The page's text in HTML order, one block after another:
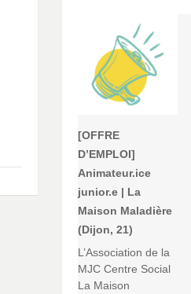
[OFFRE
D’EMPLOI]
Animateur.ice
junior.e | La
Maison Maladière
(Dijon, 21)
L’Association de la
MJC Centre Social
La Maison